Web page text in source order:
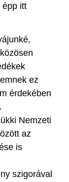
épp itt
ez
érdekében
Nemzeti
az
is
szigorával